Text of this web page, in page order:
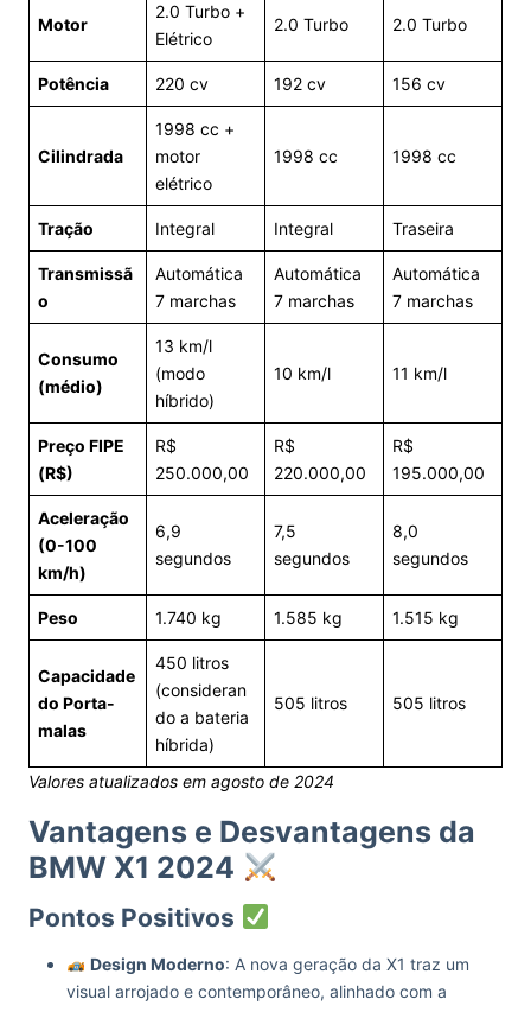
Motor
2.0 Turbo +
Elétrico
2.0 Turbo 2.0 Turbo
Potência 220 cv 192 cv 156 cv
Cilindrada
1998 cc +
motor
elétrico
1998 cc 1998 cc
Tração Integral Integral Traseira
Transmissã
o
Automática
7 marchas
Automática
7 marchas
Automática
7 marchas
Consumo
(médio)
13 km/l
(modo
híbrido)
10 km/l 11 km/l
Preço FIPE
(R$)
R$
250.000,00
R$
220.000,00
R$
195.000,00
Aceleração
(0-100
km/h)
6,9
segundos
7,5
segundos
8,0
segundos
Peso 1.740 kg 1.585 kg 1.515 kg
Capacidade
do Porta-
malas
450 litros
(consideran
do a bateria
híbrida)
505 litros 505 litros
Valores atualizados em agosto de 2024
Vantagens e Desvantagens da
BMW X1 2024
Pontos Positivos
Design Moderno: A nova geração da X1 traz um
visual arrojado e contemporâneo, alinhado com a